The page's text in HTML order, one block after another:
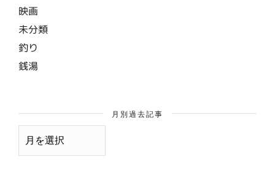
映画
未分類
釣り
銭湯
月別過去記事
月